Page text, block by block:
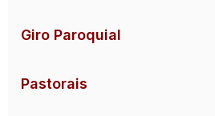
Giro Paroquial
Pastorais